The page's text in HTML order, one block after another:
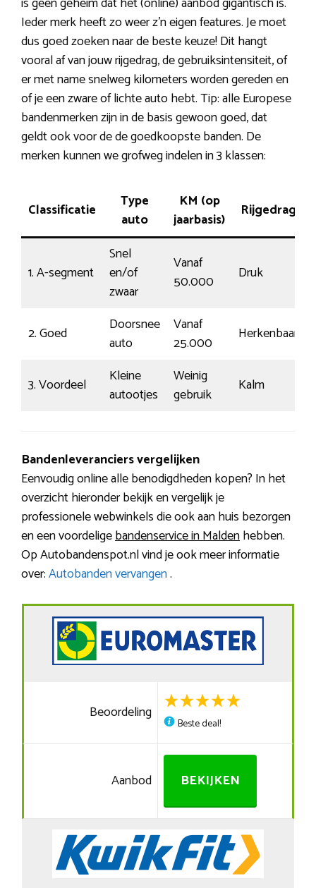
Ieder merk heeft zo weer z’n eigen features. Je moet
dus goed zoeken naar de beste keuze! Dit hangt
vooral af van jouw rijgedrag, de gebruiksintensiteit, of
er met name snelweg kilometers worden gereden en
of je een zware of lichte auto hebt. Tip: alle Europese
bandenmerken zijn in de basis gewoon goed, dat
geldt ook voor de de goedkoopste banden. De
merken kunnen we grofweg indelen in 3 klassen:
Classificatie
Type
auto
KM (op
jaarbasis)
Rijgedrag
1. A-segment
Snel
en/of
zwaar
Vanaf
50.000
Druk
2. Goed
Doorsnee
auto
Vanaf
25.000
Herkenbaar
3. Voordeel
Kleine
autootjes
Weinig
gebruik
Kalm
Bandenleveranciers vergelijken
Eenvoudig online alle benodigdheden kopen? In het
overzicht hieronder bekijk en vergelijk je
professionele webwinkels die ook aan huis bezorgen
en een voordeligebandenservice in Maldenhebben.
Op Autobandenspot.nl vind je ook meer informatie
over:Autobanden vervangen.
Beoordeling
Beste deal!
Aanbod BEKIJKEN